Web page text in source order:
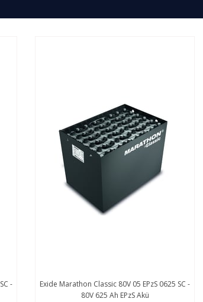
Exide Marathon Classic 80V 05 EPzS 0625 SC -
80V 625 Ah EPzS Akü